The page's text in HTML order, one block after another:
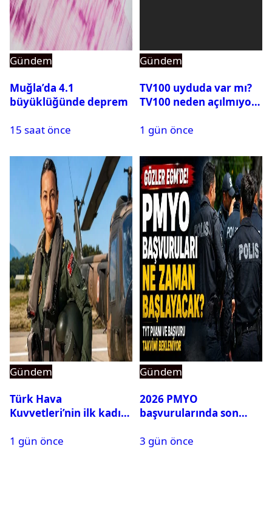
Gündem
Muğla’da 4.1
büyüklüğünde deprem
15 saat önce
Gündem
TV100 uyduda var mı?
TV100 neden açılmıyor?
1 gün önce
Gündem
Türk Hava
Kuvvetleri’nin ilk kadın
Karapınar hakkında
1 gün önce
Gündem
2026 PMYO
başvurularında son
3 gün önce